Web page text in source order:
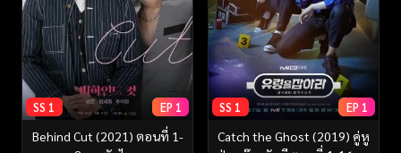
SS 1 EP 1
Behind Cut (2021) ตอนที่ 1-
SS 1 EP 1
Catch the Ghost (2019) คู่หู